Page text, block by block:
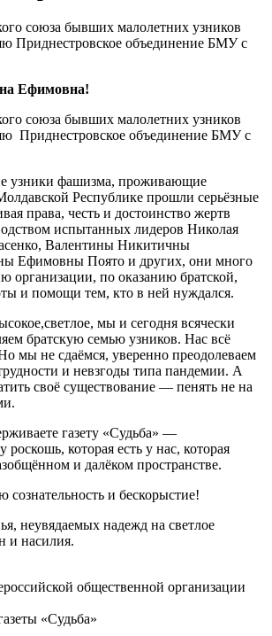
союза бывших малолетних узников
Приднестровское объединение БМУ с
Ефимовна!
союза бывших малолетних узников
Приднестровское объединение БМУ с
узники фашизма, проживающие
Республике прошли серьёзные
права, честь и достоинство жертв
испытанных лидеров Николая
Валентины Никитичны
Ефимовны Поято и других, они много
организации, по оказанию братской,
и помощи тем, кто в ней нуждался.
мы и сегодня всячески
братскую семью узников. Нас всё
мы не сдаёмся, уверенно преодолеваем
и невзгоды типа пандемии. А
своё существование — пенять не на
газету «Судьба» —
которая есть у нас, которая
и далёком пространстве.
сознательность и бескорыстие!
неувядаемых надежд на светлое
и насилия.
общественной организации
«Судьба»